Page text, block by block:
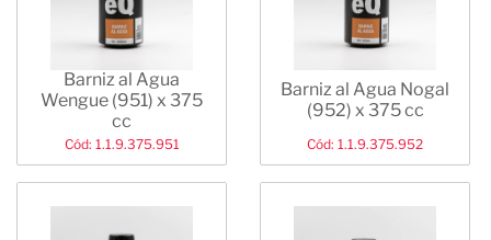
Barniz al Agua
Wengue (951) x 375
cc
Cód: 1.1.9.375.951
Barniz al Agua Nogal
(952) x 375 cc
Cód: 1.1.9.375.952